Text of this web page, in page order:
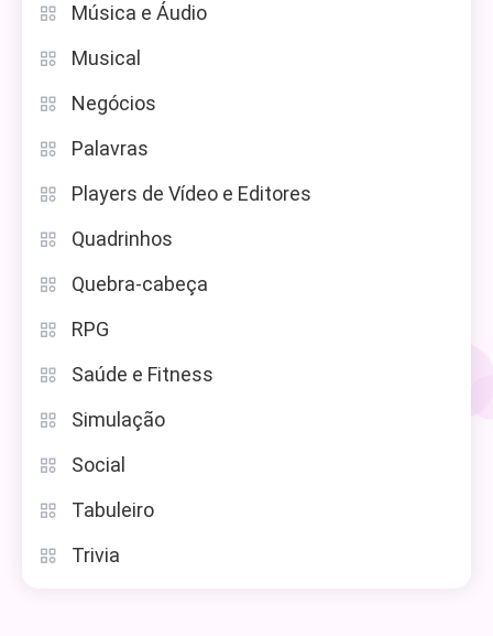
Música e Áudio
Musical
Negócios
Palavras
Players de Vídeo e Editores
Quadrinhos
Quebra-cabeça
RPG
Saúde e Fitness
Simulação
Social
Tabuleiro
Trivia